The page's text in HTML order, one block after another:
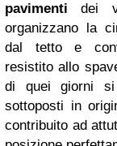
pavimentidei
organizzano la
dal tetto e
resistito allo
di quei giorni si
sottoposti in
contribuito ad